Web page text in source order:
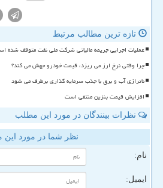
تازه ترین مطالب مرتبط
عملیات اجرایی جریمه مالیاتی شرکت ملی نفت متوقف شده
چرا وقتی نرخ ارز می ریزد، قیمت خودرو جهش می کند؟
ناترازی آب و برق با جذب سرمایه گذاری برطرف می شود
افزایش قیمت بنزین منتفی است
نظرات بینندگان در مورد این مطلب
نظر شما در مورد
نام:
ایمیل: